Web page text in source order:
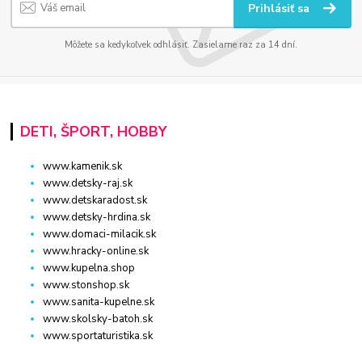
Prihlásiť sa
Môžete sa kedykoľvek odhlásiť. Zasielame raz za 14 dní.
DETI, ŠPORT, HOBBY
www.kamenik.sk
www.detsky-raj.sk
www.detskaradost.sk
www.detsky-hrdina.sk
www.domaci-milacik.sk
www.hracky-online.sk
www.kupelna.shop
www.stonshop.sk
www.sanita-kupelne.sk
www.skolsky-batoh.sk
www.sportaturistika.sk